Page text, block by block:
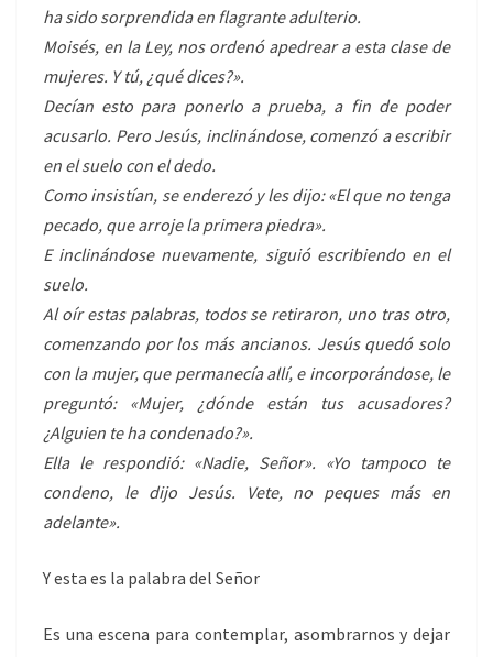
ha sido sorprendida en flagrante adulterio.
Moisés, en la Ley, nos ordenó apedrear a esta clase de
mujeres. Y tú, ¿qué dices?».
Decían esto para ponerlo a prueba, a fin de poder
acusarlo. Pero Jesús, inclinándose, comenzó a escribir
en el suelo con el dedo.
Como insistían, se enderezó y les dijo: «El que no tenga
pecado, que arroje la primera piedra».
E inclinándose nuevamente, siguió escribiendo en el
suelo.
Al oír estas palabras, todos se retiraron, uno tras otro,
comenzando por los más ancianos. Jesús quedó solo
con la mujer, que permanecía allí, e incorporándose, le
preguntó: «Mujer, ¿dónde están tus acusadores?
¿Alguien te ha condenado?».
Ella le respondió: «Nadie, Señor». «Yo tampoco te
condeno, le dijo Jesús. Vete, no peques más en
adelante».
Y esta es la palabra del Señor
Es una escena para contemplar, asombrarnos y dejar